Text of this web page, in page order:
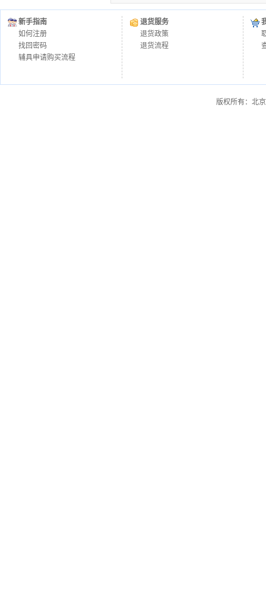
新手指南
如何注册
找回密码
辅具申请购买流程
退货服务
退货政策
退货流程
版权所有：北